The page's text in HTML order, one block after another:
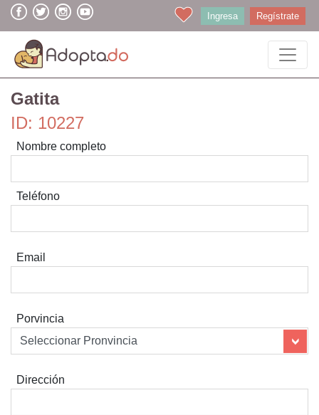
Ingresa Regístrate
Gatita
ID: 10227
Nombre completo
Teléfono
Email
Porvincia
Dirección